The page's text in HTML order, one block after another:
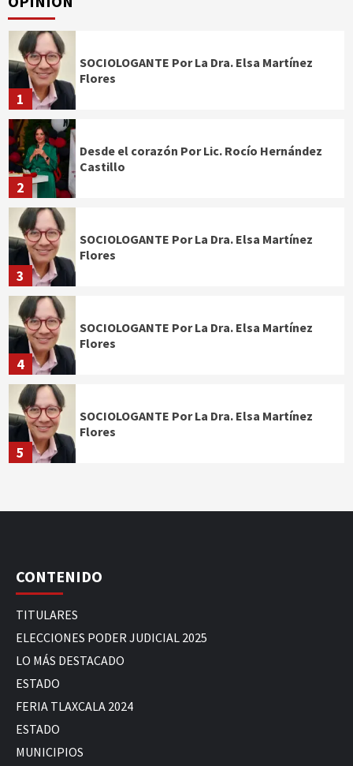
1
SOCIOLOGANTE Por La Dra. Elsa Martínez
Flores
2
Desde el corazón Por Lic. Rocío Hernández
Castillo
3
SOCIOLOGANTE Por La Dra. Elsa Martínez
Flores
4
SOCIOLOGANTE Por La Dra. Elsa Martínez
Flores
5
SOCIOLOGANTE Por La Dra. Elsa Martínez
Flores
CONTENIDO
TITULARES
ELECCIONES PODER JUDICIAL 2025
LO MÁS DESTACADO
ESTADO
FERIA TLAXCALA 2024
ESTADO
MUNICIPIOS